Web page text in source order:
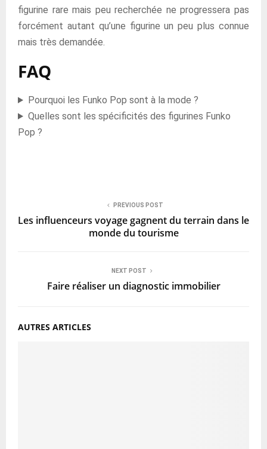
figurine rare mais peu recherchée ne progressera pas
forcément autant qu’une figurine un peu plus connue
mais très demandée.
FAQ
Pourquoi les Funko Pop sont à la mode ?
Quelles sont les spécificités des figurines Funko
Pop ?
PREVIOUS POST
Les influenceurs voyage gagnent du terrain dans le
monde du tourisme
NEXT POST
Faire réaliser un diagnostic immobilier
AUTRES ARTICLES